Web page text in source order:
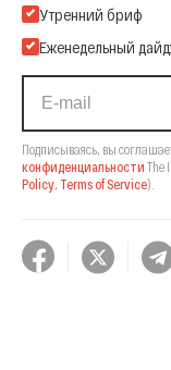
Подпишитесь на
Утренний бриф
Еженедельный
Подписываясь, вы
конфиденциальности The
Policy Terms of Service).